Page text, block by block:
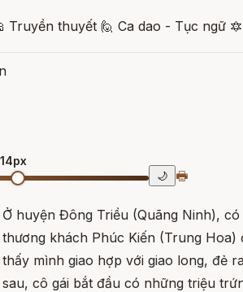
Truyền thuyết 🙋 Ca dao - Tục ngữ 🔯
14px
🌙 🖶
Ở huyện Đông Triều (Quãng Ninh),
thương khách Phúc Kiến (Trung
thấy mình giao hợp với giao long, đẻ
sau, cô gái bắt đầu có những triệu